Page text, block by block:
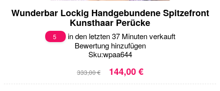
Wunderbar Lockig Handgebundene Spitzefront
Kunsthaar Perücke
5
in den letzten 37 Minuten verkauft
Bewertung hinzufügen
Sku:wpaa644
333,00 € 144,00 €